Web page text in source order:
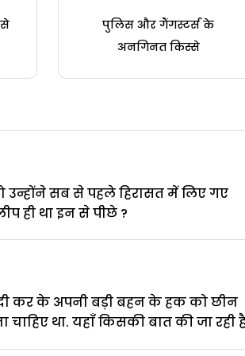
पुलिस और गैंगस्टर्स के
अनगिनत किस्से
उन्होंने सब से पहले हिरासत में लिए गए
ही था इन से पीछे ?
कर के अपनी बड़ी बहन के हक को छीन
था. यहाँ किसकी बात की जा रही